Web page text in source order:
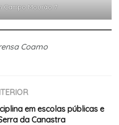
Campo Mourão 7
Coamo
em escolas públicas e
da Canastra